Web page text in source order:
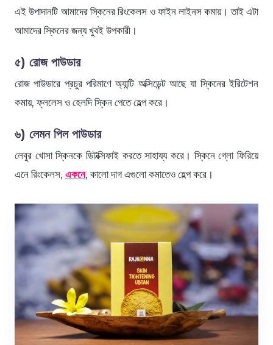
এই উপাদানটি আমাদের স্কিনের রিংকেলস ও ফাইন লাইনস কমায়। তাই এটা
আমাদের স্কিনের জন্য খুবই উপকারী।
৫) রোজ পাউডার
রোজ পাউডারে প্রচুর পরিমাণে অ্যান্টি অক্সিডেন্ট আছে যা স্কিনের ইরিটেশন
কমায়, ফ্ললেস ও হেলদি স্কিন পেতে হেল্প করে।
৬) লেমন পিল পাউডার
লেবুর খোসা স্কিনকে ডিটক্সিফাই করতে সাহায্য করে। স্কিনে গ্লো ফিরিয়ে
এনে রিংকেলস, একনে, কালো দাগ এগুলো কমাতেও হেল্প করে।